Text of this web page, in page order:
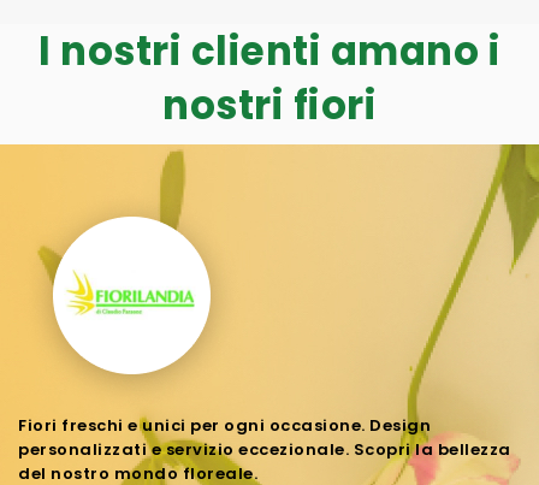
I nostri clienti amano i
nostri fiori
Fiori freschi e unici per ogni occasione. Design
personalizzati e servizio eccezionale. Scopri la bellezza
del nostro mondo floreale.